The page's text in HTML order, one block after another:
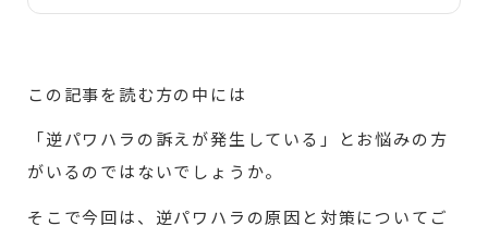
この記事を読む方の中には
「逆パワハラの訴えが発生している」とお悩みの方
がいるのではないでしょうか。
そこで今回は、逆パワハラの原因と対策についてご